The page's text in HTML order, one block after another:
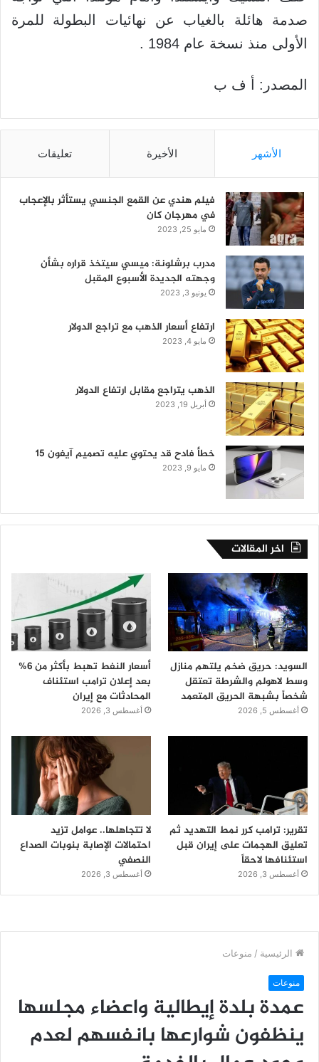
صدمة هائلة بالغياب عن نهائيات البطولة للمرة
الأولى منذ نسخة عام 1984 .
المصدر: أ ف ب
الأشهر الأخيرة تعليقات
فيلم هندي عن القمع الجنسي يستأثر بالإعجاب
في مهرجان كان
مايو 25, 2023
مدرب برشلونة: ميسي سيتخذ قراره بشأن
وجهته الجديدة الأسبوع المقبل
يونيو 3, 2023
ارتفاع أسعار الذهب مع تراجع الدولار
مايو 4, 2023
الذهب يتراجع مقابل ارتفاع الدولار
أبريل 19, 2023
خطأ فادح قد يحتوي عليه تصميم آيفون 15
مايو 9, 2023
اخر المقالات
السويد: حريق ضخم يلتهم منازل
وسط لاهولم والشرطة تعتقل
شخصاً بشبهة الحريق المتعمد
أغسطس 5, 2026
أسعار النفط تهبط بأكثر من 6%
بعد إعلان ترامب استئناف
المحادثات مع إيران
أغسطس 3, 2026
تقرير: ترامب كرر نمط التهديد ثم
تعليق الهجمات على إيران قبل
استئنافها لاحقاً
أغسطس 3, 2026
لا تتجاهلها.. عوامل تزيد
احتمالات الإصابة بنوبات الصداع
النصفي
أغسطس 3, 2026